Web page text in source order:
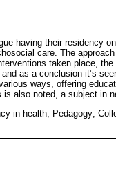
having their residency
care. The
taken place,
as a conclusion it’s
ways, offering
is also noted, a subject in
in health; Pedagogy;